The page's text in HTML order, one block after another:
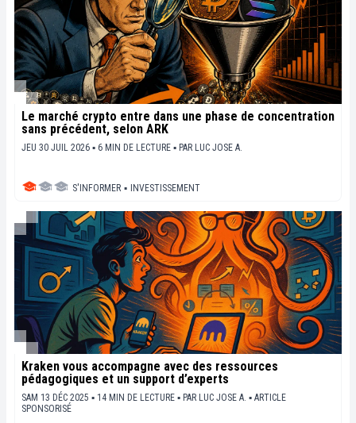
Le marché crypto entre dans une phase de concentration
sans précédent, selon ARK
JEU 30 JUIL 2026 ▪ 6 MIN DE LECTURE ▪ PAR LUC JOSE A.
S'INFORMER ▪ INVESTISSEMENT
Kraken vous accompagne avec des ressources
pédagogiques et un support d’experts
SAM 13 DÉC 2025 ▪ 14 MIN DE LECTURE ▪ PAR LUC JOSE A. ▪ ARTICLE
SPONSORISÉ